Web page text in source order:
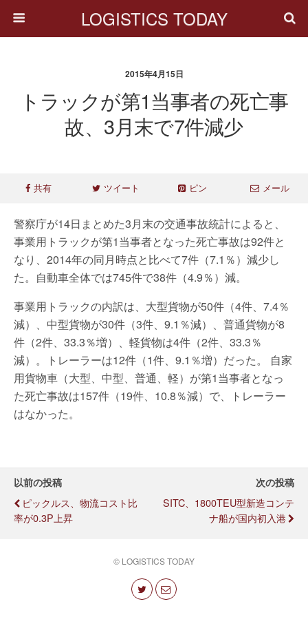
LOGISTICS TODAY
2015年4月15日
トラックが第1当事者の死亡事
故、3月末で7件減少
共有 ツイート ピン メール
警察庁が14日まとめた3月末の交通事故統計によると、
事業用トラックが第1当事者となった死亡事故は92件と
なり、2014年の同月時点と比べて7件（7.1％）減少し
た。自動車全体では745件で38件（4.9％）減。
事業用トラックの内訳は、大型貨物が50件（4件、7.4％
減）、中型貨物が30件（3件、9.1％減）、普通貨物が8
件（2件、33.3％増）、軽貨物は4件（2件、33.3％
減）。トレーラーは12件（1件、9.1％増）だった。 自家
用貨物車（大型、中型、普通、軽）が第1当事者となっ
た死亡事故は157件（19件、10.8％減）で、トレーラー
はなかった。
以前の投稿
ピックルス、物流コスト比
率が0.3P上昇
次の投稿
SITC、1800TEU型新造コンテ
ナ船が国内初入港
© LOGISTICS TODAY